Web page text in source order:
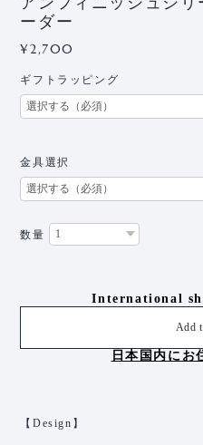
ーダー
¥2,700
ギフトラッピング
金具選択
数量
International
Add
日本国内にお
【Design】